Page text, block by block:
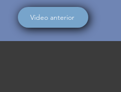
Video anterior